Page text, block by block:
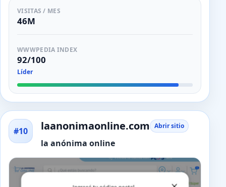
VISITAS / MES
46M
WWWPEDIA INDEX
92/100
Líder
#10 laanonimaonline.com Abrir sitio
la anónima online